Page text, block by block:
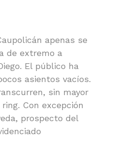
apenas se
de extremo a
El público ha
asientos vacíos.
sin mayor
Con excepción
prospecto del